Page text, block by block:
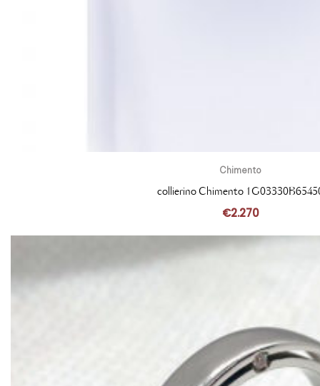
Chimento
collierino Chimento
€2.270